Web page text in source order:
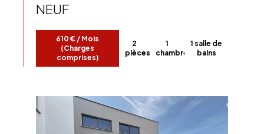
NEUF
610 € / Mois
(Charges
comprises)
2
pièces
1
chambre
1 salle de
bains